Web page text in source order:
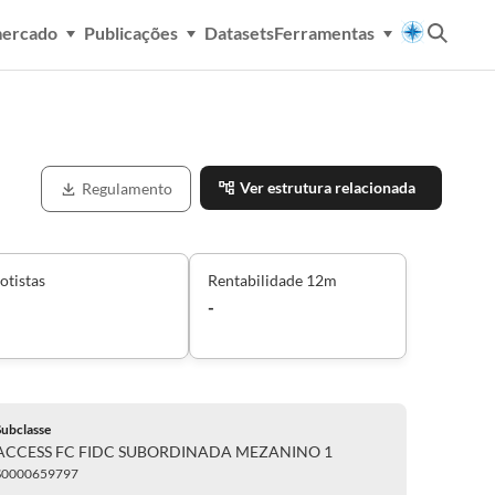
Publicações DatasetsFerramentas
Regulamento Ver estrutura relacionada
Rentabilidade 12m
-
FC FIDC SUBORDINADA MEZANINO 1